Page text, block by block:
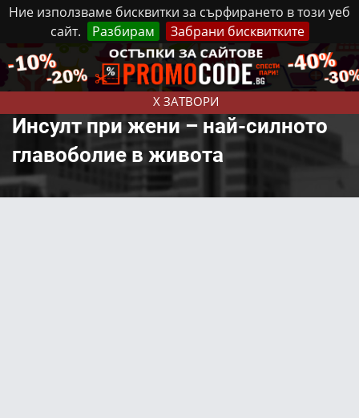
Ние използваме бисквитки за сърфирането в този уеб
сайт.
Разбирам Забрани бисквитките
X ЗАТВОРИ
Неделя, 9 Август, 2026 Реклама Контакти
Инсулт при жени – най-силното
главоболие в живота